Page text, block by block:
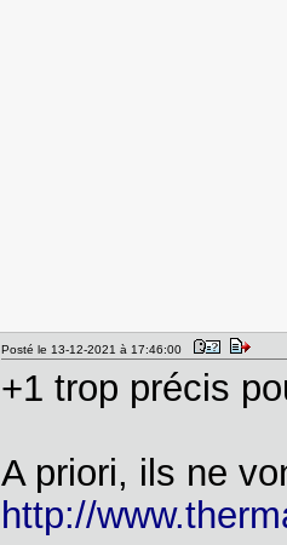
Posté le 13-12-2021 à 17:46:00
+1 trop précis
A priori, ils ne
http://